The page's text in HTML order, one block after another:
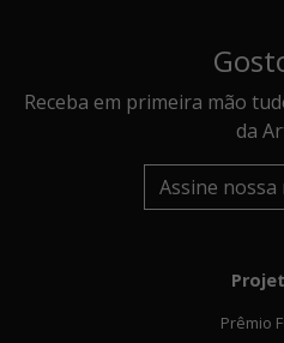
Receba em primeira mão
da
Assine
Prêmio